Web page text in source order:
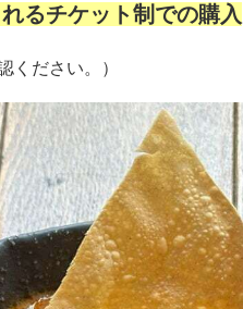
るチケット制での購入
ください。）